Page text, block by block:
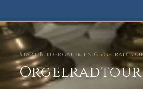
Start›Bildergalerien›Orgelradtour
Orgelradtour